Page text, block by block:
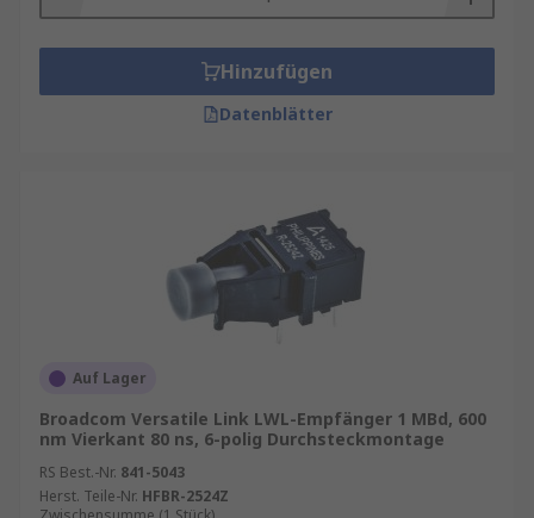
Hinzufügen
Datenblätter
Auf Lager
Broadcom Versatile Link LWL-Empfänger 1 MBd, 600
nm Vierkant 80 ns, 6-polig Durchsteckmontage
RS Best.-Nr. 841-5043
Herst. Teile-Nr. HFBR-2524Z